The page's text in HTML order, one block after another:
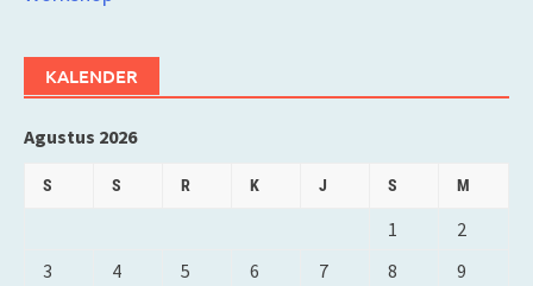
KALENDER
Agustus 2026
S S R K J S M
1
2
3
4 5 6 7 8
9